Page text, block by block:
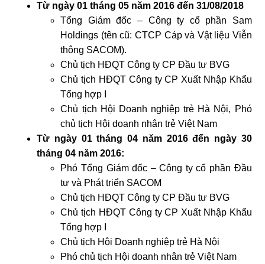
Từ ngày 01 tháng 05 năm 2016 đến 31/08/2018
Tổng Giám đốc – Công ty cổ phần Sam
Holdings (tên cũ: CTCP Cáp và Vật liệu Viễn
thông SACOM).
Chủ tịch HĐQT Công ty CP Đầu tư BVG
Chủ tịch HĐQT Công ty CP Xuất Nhập Khẩu
Tổng hợp I
Chủ tịch Hội Doanh nghiệp trẻ Hà Nội, Phó
chủ tịch Hội doanh nhân trẻ Việt Nam
Từ ngày 01 tháng 04 năm 2016 đến ngày 30
tháng 04 năm 2016:
Phó Tổng Giám đốc – Công ty cổ phần Đầu
tư và Phát triển SACOM
Chủ tịch HĐQT Công ty CP Đầu tư BVG
Chủ tịch HĐQT Công ty CP Xuất Nhập Khẩu
Tổng hợp I
Chủ tịch Hội Doanh nghiệp trẻ Hà Nội
Phó chủ tịch Hội doanh nhân trẻ Việt Nam